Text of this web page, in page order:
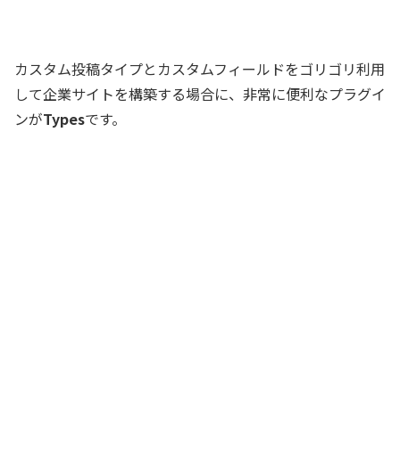
カスタム投稿タイプとカスタムフィールドをゴリゴリ利用
して企業サイトを構築する場合に、非常に便利なプラグイ
ンがTypesです。